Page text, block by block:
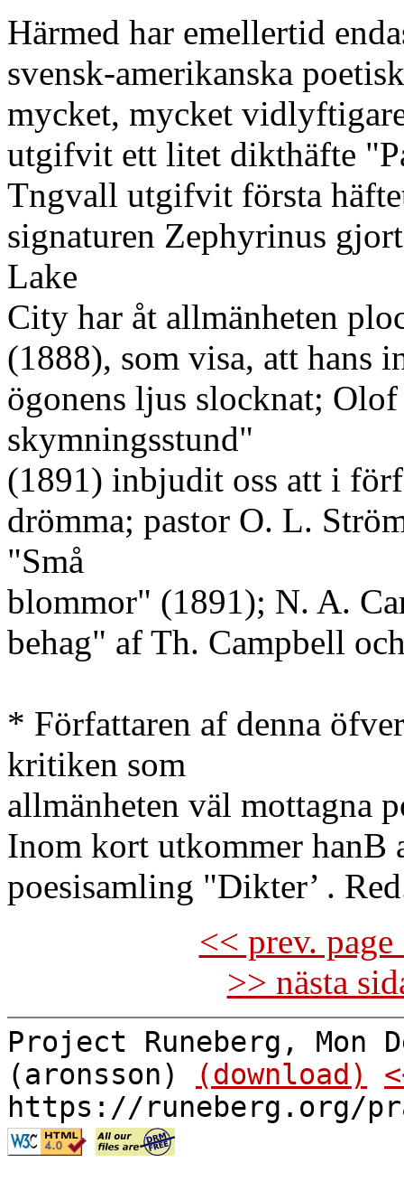
Härmed har emellertid
svensk-amerikanska
mycket, mycket
utgifvit ett litet dikthäfte
Tngvall utgifvit första
signaturen Zephyrinus
Lake
City har åt allmänheten
(1888), som visa, att hans
ögonens ljus slocknat;
skymningsstund"
(1891) inbjudit oss att i
drömma; pastor O. L.
"Små
blommor" (1891); N. A.
behag" af Th. Campbell
* Författaren af denna
kritiken som
allmänheten väl mottagna
Inom kort utkommer hanB
poesisamling "Dikter’ .
<< prev.
>> nästa
Project Runeberg, Mon
(aronsson)
(download)
https://runeberg.org/